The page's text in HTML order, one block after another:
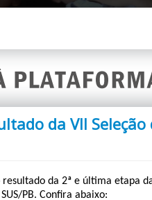
da VII Seleção
da 2ª e última etapa
PB. Confira abaixo: